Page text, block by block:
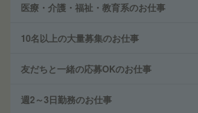
医療・介護・福祉・教育系のお仕事
10名以上の大量募集のお仕事
友だちと一緒の応募OKのお仕事
週2～3日勤務のお仕事